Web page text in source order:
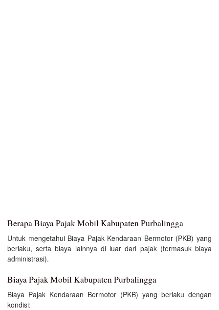
Berapa Biaya Pajak Mobil Kabupaten Purbalingga
Untuk mengetahui Biaya Pajak Kendaraan Bermotor (PKB) yang
berlaku, serta biaya lainnya di luar dari pajak (termasuk biaya
administrasi).
Biaya Pajak Mobil Kabupaten Purbalingga
Biaya Pajak Kendaraan Bermotor (PKB) yang berlaku dengan
kondisi: